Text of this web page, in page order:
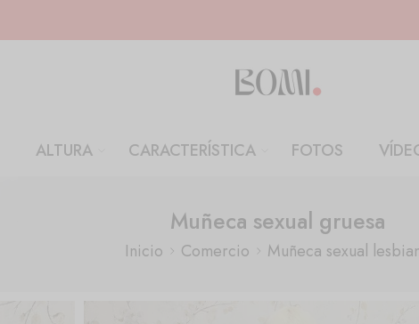
ALTURA CARACTERÍSTICA FOTOS
Muñeca sexual gruesa
Inicio Comercio Muñeca sexual